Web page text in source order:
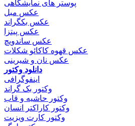
پوستر های نمایشگاهی
عکس مبل
عکس بکگراند
عکس پیتزا
عکس ساندویچ
عکس قهوه کاکائو شکلات
عکس نان و شیرینی
دانلود وکتور
اینفوگرافی
وکتور بک گراند
وکتور حاشیه و قاب
وکتور کاراکتر انسان
وکتور کارت ویزیت